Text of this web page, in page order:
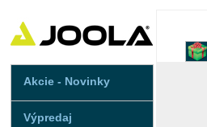
Akcie - Novinky
Výpredaj